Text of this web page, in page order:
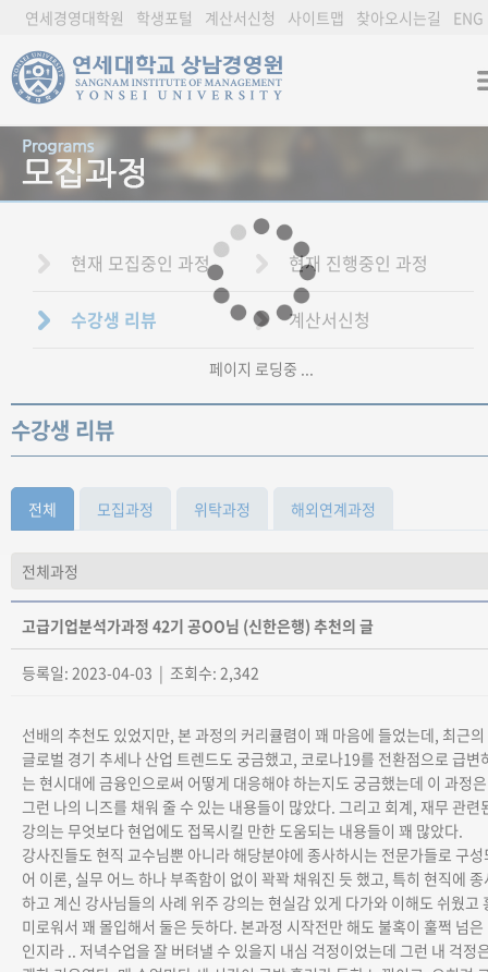
연세경영대학원 학생포털 계산서신청 사이트맵 찾아오시는길 ENG
현재 모집중인 과정 현재 진행중인 과정
수강생 리뷰 계산서신청
수강생 리뷰
전체 모집과정 위탁과정 해외연계과정
고급기업분석가과정 42기 공OO님 (신한은행) 추천의 글
등록일: 2023-04-03 | 조회수: 2,342
선배의 추천도 있었지만, 본 과정의 커리큘렴이 꽤 마음에 들었는데, 최근의
글로벌 경기 추세나 산업 트렌드도 궁금했고, 코로나19를 전환점으로 급변
는 현시대에 금융인으로써 어떻게 대응해야 하는지도 궁금했는데 이 과정은
그런 나의 니즈를 채워 줄 수 있는 내용들이 많았다. 그리고 회계, 재무 관련
강의는 무엇보다 현업에도 접목시킬 만한 도움되는 내용들이 꽤 많았다.
강사진들도 현직 교수님뿐 아니라 해당분야에 종사하시는 전문가들로 구성
어 이론, 실무 어느 하나 부족함이 없이 꽉꽉 채워진 듯 했고, 특히 현직에 종
하고 계신 강사님들의 사례 위주 강의는 현실감 있게 다가와 이해도 쉬웠고
미로워서 꽤 몰입해서 둘은 듯하다. 본과정 시작전만 해도 불혹이 훌쩍 넘은
인지라 .. 저녁수업을 잘 버텨낼 수 있을지 내심 걱정이었는데 그런 내 걱정
페이지 로딩중 ...